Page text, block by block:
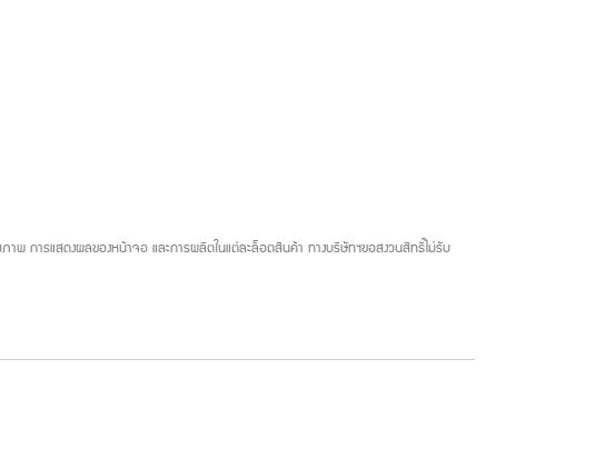
ภาพ การแสดงผลของหน้าจอ และการผลิตในแต่ละล็อตสินค้า ทางบริษัทฯขอสงวนสิทธิ์ไม่รับ